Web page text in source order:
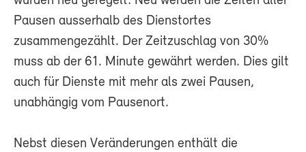
Pausen ausserhalb des Dienstortes
zusammengezählt. Der Zeitzuschlag von 30%
muss ab der 61. Minute gewährt werden. Dies gilt
auch für Dienste mit mehr als zwei Pausen,
unabhängig vom Pausenort.
Nebst diesen Veränderungen enthält die